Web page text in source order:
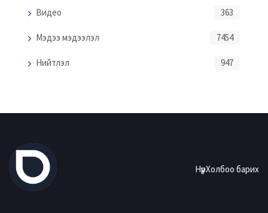
Видео 363
Мэдээ мэдээлэл 7454
Нийтлэл 947
НүүрХолбоо барих